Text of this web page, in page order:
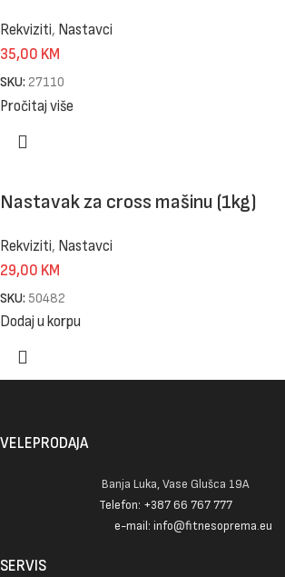
Rekviziti, Nastavci
35,00 KM
SKU: 27110
Pročitaj više
Nastavak za cross mašinu (1kg)
Rekviziti, Nastavci
29,00 KM
SKU: 50482
Dodaj u korpu
VELEPRODAJA
Banja Luka, Vase Glušca 19A
Telefon: +387 66 767 777
e-mail: info@fitnesoprema.eu
SERVIS